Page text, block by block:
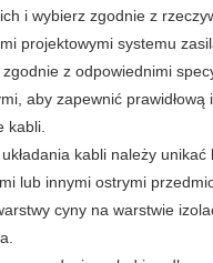
i wybierz zgodnie z
projektowymi systemu
z odpowiednimi
aby zapewnić prawidłową
kabli.
kabli należy
lub innymi ostrymi
cyny na warstwie